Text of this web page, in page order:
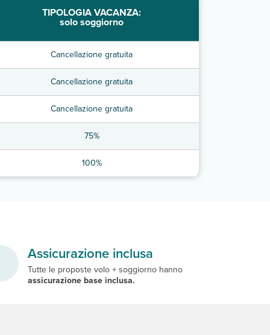
TIPOLOGIA VACANZA:
solo soggiorno
Cancellazione gratuita
Cancellazione gratuita
Cancellazione gratuita
75%
100%
Assicurazione inclusa
Tutte le proposte volo + soggiorno hanno
assicurazione base inclusa.